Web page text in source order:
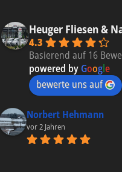
Heuger Fliesen &
4.3
Basierend auf 16
powered by Google
bewerte uns auf
Norbert Hehmann
vor 2 Jahren